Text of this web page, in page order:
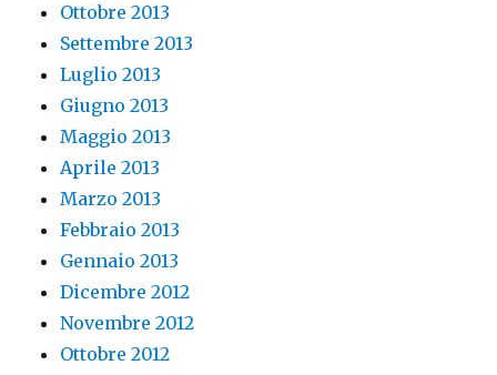
Ottobre 2013
Settembre 2013
Luglio 2013
Giugno 2013
Maggio 2013
Aprile 2013
Marzo 2013
Febbraio 2013
Gennaio 2013
Dicembre 2012
Novembre 2012
Ottobre 2012